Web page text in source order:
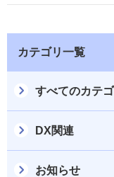
カテゴリ一覧
すべてのカテ
DX関連
お知らせ